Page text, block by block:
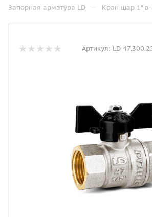
Запорная арматура LD — Кран шар 1" в-
Артикул: LD